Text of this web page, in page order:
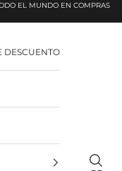
EL MUNDO EN COMPRAS
DESCUENTO